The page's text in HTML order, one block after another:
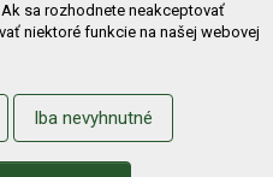
prepravy
na odstúpenie od kúpy
Ochrana osobných údajov
na splátky
sa rozhodnete neakceptovať
niektoré funkcie na našej webovej
Iba nevyhnutné